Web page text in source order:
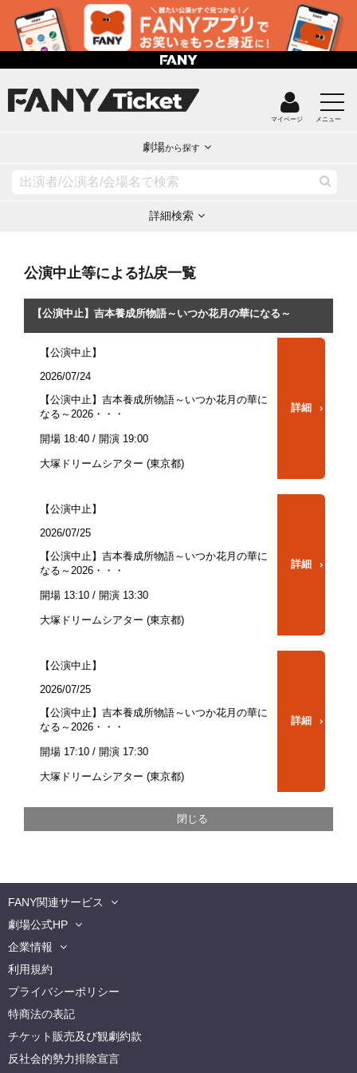
マイページ メニュー
劇場から探す
詳細検索
公演中止等による払戻一覧
【公演中止】吉本養成所物語～いつか花月の華になる～
【公演中止】
2026/07/24
【公演中止】吉本養成所物語～いつか花月の華に
なる～2026・・・
開場 18:40 / 開演 19:00
大塚ドリームシアター (東京都)
詳細
【公演中止】
2026/07/25
【公演中止】吉本養成所物語～いつか花月の華に
なる～2026・・・
開場 13:10 / 開演 13:30
大塚ドリームシアター (東京都)
詳細
【公演中止】
2026/07/25
【公演中止】吉本養成所物語～いつか花月の華に
なる～2026・・・
開場 17:10 / 開演 17:30
大塚ドリームシアター (東京都)
詳細
FANY関連サービス
劇場公式HP
企業情報
利用規約
プライバシーポリシー
特商法の表記
チケット販売及び観劇約款
反社会的勢力排除宣言